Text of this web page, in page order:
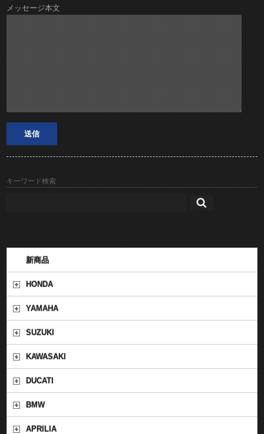
メッセージ本文
キーワード検索
新商品
HONDA
YAMAHA
SUZUKI
KAWASAKI
DUCATI
BMW
APRILIA